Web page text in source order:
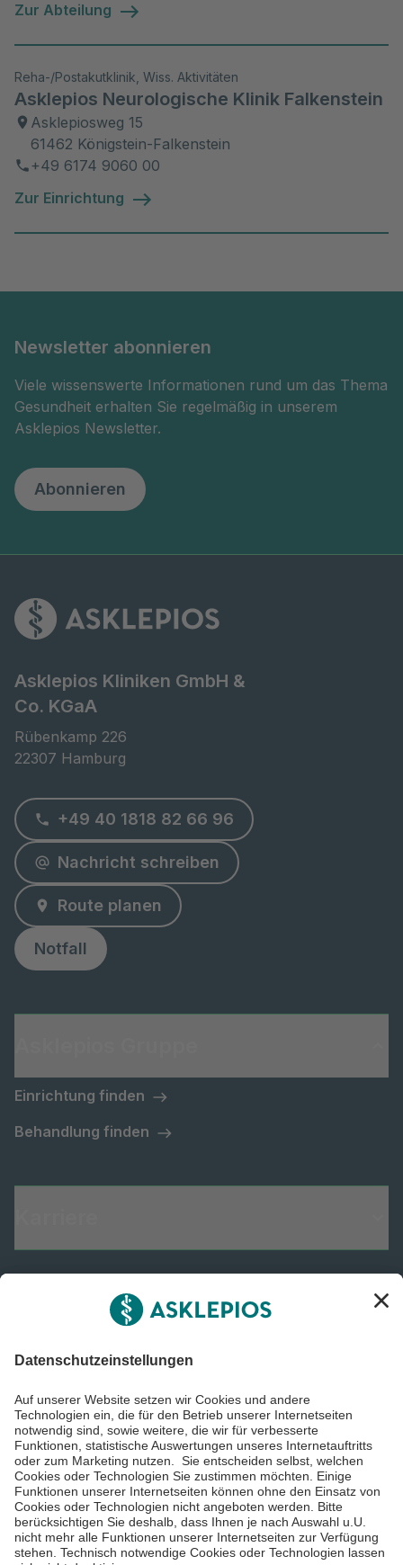
Zur Abteilung
Reha-/Postakutklinik, Wiss. Aktivitäten
Asklepios Neurologische Klinik Falkenstein
Asklepiosweg 15
61462 Königstein-Falkenstein
+49 6174 9060 00
Zur Einrichtung
Newsletter abonnieren
Viele wissenswerte Informationen rund um das Thema
Gesundheit erhalten Sie regelmäßig in unserem
Asklepios Newsletter.
Abonnieren
Asklepios Kliniken GmbH &
Co. KGaA
Rübenkamp 226
22307 Hamburg
+49 40 1818 82 66 96
Nachricht schreiben
Route planen
Notfall
Einrichtung finden
Behandlung finden
Informiert bleiben
Impressum
Datenschutzinformationen
Barrierefreiheit